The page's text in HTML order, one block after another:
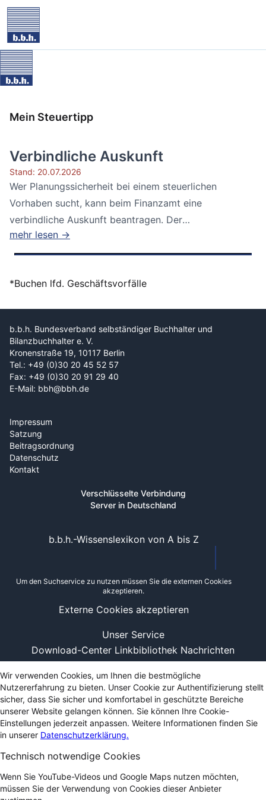
Mein Steuertipp
Verbindliche Auskunft
Stand: 20.07.2026
Wer Planungssicherheit bei einem steuerlichen
Vorhaben sucht, kann beim Finanzamt eine
verbindliche Auskunft beantragen. Der
Bundesfinanzhof...
mehr lesen →
*Buchen lfd. Geschäftsvorfälle
b.b.h. Bundesverband selbständiger Buchhalter und
Bilanzbuchhalter e. V.
Kronenstraße 19, 10117 Berlin
Tel.: +49 (0)30 20 45 52 57
Fax: +49 (0)30 20 91 29 40
E-Mail: bbh@bbh.de
Impressum
Satzung
Beitragsordnung
Datenschutz
Kontakt
Verschlüsselte Verbindung
Server in Deutschland
Unser Service
Download-Center Linkbibliothek Nachrichten
b.b.h.-Wissenslexikon von A bis Z
Um den Suchservice zu nutzen müssen Sie die externen Cookies
akzeptieren.
Externe Cookies akzeptieren
Wir verwenden Cookies, um Ihnen die bestmögliche
Nutzererfahrung zu bieten. Unser Cookie zur Authentifizierung stellt
sicher, dass Sie sicher und komfortabel in geschützte Bereiche
unserer Website gelangen können. Sie können Ihre Cookie-
Einstellungen jederzeit anpassen. Weitere Informationen finden Sie
in unserer Datenschutzerklärung.
Technisch notwendige Cookies
Wenn Sie YouTube-Videos und Google Maps nutzen möchten,
müssen Sie der Verwendung von Cookies dieser Anbieter